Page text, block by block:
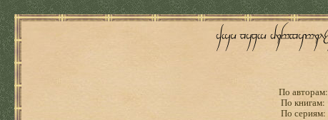
По авторам:
По книгам:
По сериям: